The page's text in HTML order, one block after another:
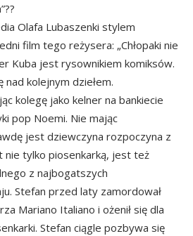
Olafa Lubaszenki stylem
film tego reżysera: „Chłopaki nie
Kuba jest rysownikiem komiksów.
nad kolejnym dziełem.
kolegę jako kelner na bankiecie
pop Noemi. Nie mając
jest dziewczyna rozpoczyna z
nie tylko piosenkarką, jest też
z najbogatszych
Stefan przed laty zamordował
Mariano Italiano i ożenił się dla
Stefan ciągle pozbywa się